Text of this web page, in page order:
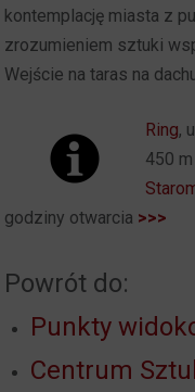
kontemplację miasta z
zrozumieniem sztuki
Wejście na taras na
Ring,
450 m
godziny otwarcia >>>
Powrót do:
Punkty
Centrum